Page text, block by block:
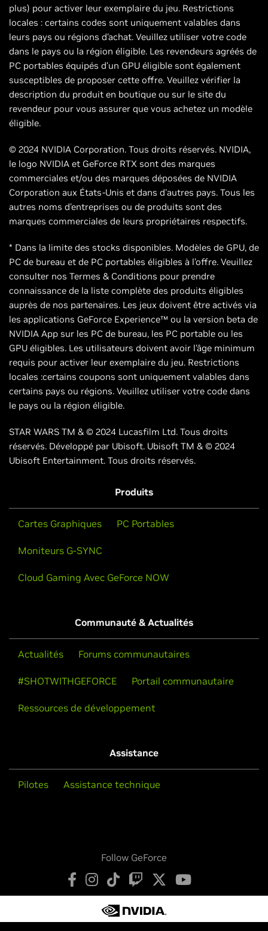
plus) pour activer leur exemplaire du jeu. Restrictions
locales : certains codes sont uniquement valables dans
leurs pays ou régions d’achat. Veuillez utiliser votre code
dans le pays ou la région éligible. Les revendeurs agréés de
PC portables équipés d’un GPU éligible sont également
susceptibles de proposer cette offre. Veuillez vérifier la
description du produit en boutique ou sur le site du
revendeur pour vous assurer que vous achetez un modèle
éligible.
© 2024 NVIDIA Corporation. Tous droits réservés. NVIDIA,
le logo NVIDIA et GeForce RTX sont des marques
commerciales et/ou des marques déposées de NVIDIA
Corporation aux États-Unis et dans d'autres pays. Tous les
autres noms d’entreprises ou de produits sont des
marques commerciales de leurs propriétaires respectifs.
* Dans la limite des stocks disponibles. Modèles de GPU, de
PC de bureau et de PC portables éligibles à l’offre. Veuillez
consulter nos Termes & Conditions pour prendre
connaissance de la liste complète des produits éligibles
auprès de nos partenaires. Les jeux doivent être activés via
les applications GeForce Experience™ ou la version beta de
NVIDIA App sur les PC de bureau, les PC portable ou les
GPU éligibles. Les utilisateurs doivent avoir l’âge minimum
requis pour activer leur exemplaire du jeu. Restrictions
locales :certains coupons sont uniquement valables dans
certains pays ou régions. Veuillez utiliser votre code dans
le pays ou la région éligible.
STAR WARS TM & © 2024 Lucasfilm Ltd. Tous droits
réservés. Développé par Ubisoft. Ubisoft TM & © 2024
Ubisoft Entertainment. Tous droits réservés.
Produits
Cartes Graphiques PC Portables
Moniteurs G-SYNC
Cloud Gaming Avec GeForce NOW
Communauté & Actualités
Actualités Forums communautaires
#SHOTWITHGEFORCE Portail communautaire
Ressources de développement
Assistance
Pilotes Assistance technique
Follow GeForce